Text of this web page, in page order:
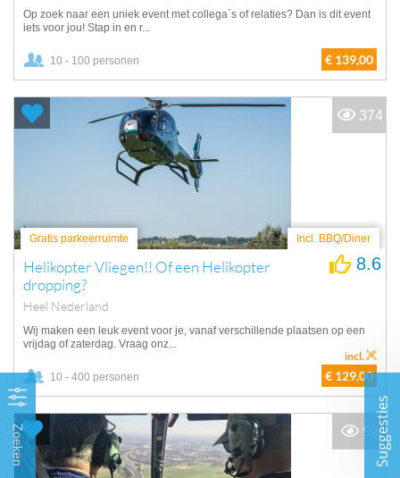
Zoeken
Op zoek naar een uniek event met collega`s of relaties? Dan is dit event
iets voor jou! Stap in en r...
10 - 100 personen € 139,00
Gratis parkeerruimte Incl. BBQ/Diner
Helikopter Vliegen!! Of een Helikopter
dropping?
Heel Nederland
8.6
Wij maken een leuk event voor je, vanaf verschillende plaatsen op een
vrijdag of zaterdag. Vraag onz...
10 - 400 personen € 129,00
incl.
374
59 Suggesties